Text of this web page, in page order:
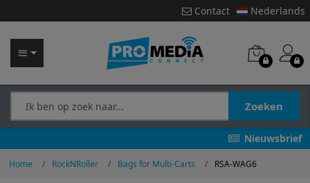
Contact Nederlands
Zoeken
Nieuwsbrief
Home RockNRoller Bags for Multi-Carts RSA-WAG6